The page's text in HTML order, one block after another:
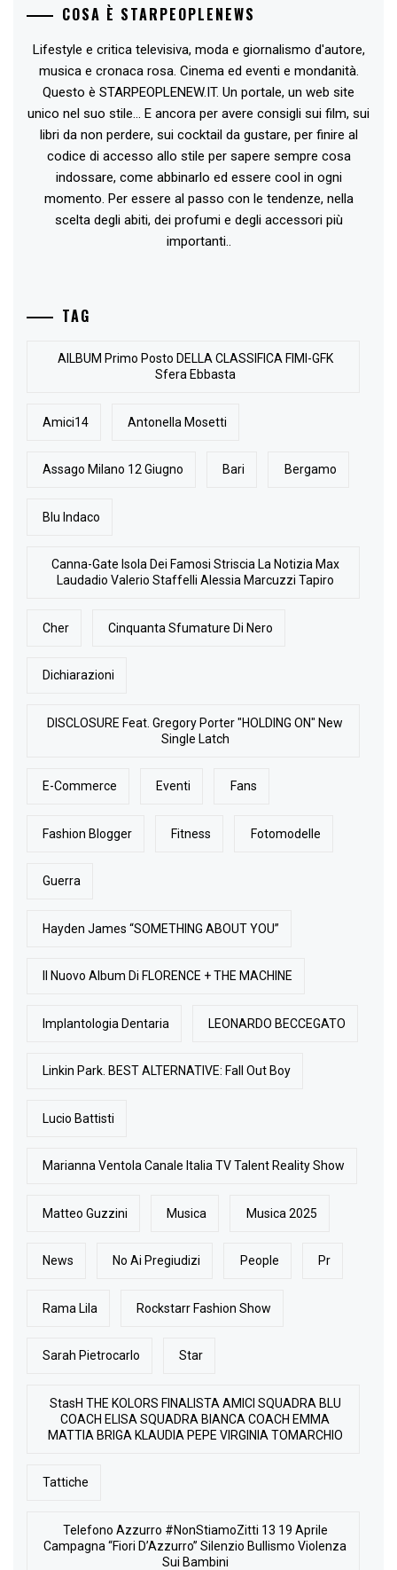
COSA È STARPEOPLENEWS
Lifestyle e critica televisiva, moda e giornalismo d'autore,
musica e cronaca rosa. Cinema ed eventi e mondanità.
Questo è STARPEOPLENEW.IT. Un portale, un web site
unico nel suo stile... E ancora per avere consigli sui film, sui
libri da non perdere, sui cocktail da gustare, per finire al
codice di accesso allo stile per sapere sempre cosa
indossare, come abbinarlo ed essere cool in ogni
momento. Per essere al passo con le tendenze, nella
scelta degli abiti, dei profumi e degli accessori più
importanti..
TAG
AlLBUM Primo Posto DELLA CLASSIFICA FIMI-GFK
Sfera Ebbasta
Amici14 Antonella Mosetti
Assago Milano 12 Giugno Bari Bergamo
Blu Indaco
Canna-Gate Isola Dei Famosi Striscia La Notizia Max
Laudadio Valerio Staffelli Alessia Marcuzzi Tapiro
Cher Cinquanta Sfumature Di Nero
Dichiarazioni
DISCLOSURE Feat. Gregory Porter "HOLDING ON" New
Single Latch
E-Commerce Eventi Fans
Fashion Blogger Fitness Fotomodelle
Guerra
Hayden James “SOMETHING ABOUT YOU”
Il Nuovo Album Di FLORENCE + THE MACHINE
Implantologia Dentaria LEONARDO BECCEGATO
Linkin Park. BEST ALTERNATIVE: Fall Out Boy
Lucio Battisti
Marianna Ventola Canale Italia TV Talent Reality Show
Matteo Guzzini Musica Musica 2025
News No Ai Pregiudizi People Pr
Rama Lila Rockstarr Fashion Show
Sarah Pietrocarlo Star
StasH THE KOLORS FINALISTA AMICI SQUADRA BLU
COACH ELISA SQUADRA BIANCA COACH EMMA
MATTIA BRIGA KLAUDIA PEPE VIRGINIA TOMARCHIO
Tattiche
Telefono Azzurro #NonStiamoZitti 13 19 Aprile
Campagna “Fiori D’Azzurro” Silenzio Bullismo Violenza
Sui Bambini